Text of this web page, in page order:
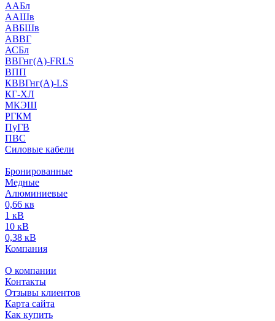
ААБл
ААШв
АВБШв
АВВГ
АСБл
ВВГнг(А)-FRLS
ВПП
КВВГнг(А)-LS
КГ-ХЛ
МКЭШ
РГКМ
ПуГВ
ПВС
Силовые кабели
Бронированные
Медные
Алюминиевые
0,66 кв
1 кВ
10 кВ
0,38 кВ
Компания
О компании
Контакты
Отзывы клиентов
Карта сайта
Как купить